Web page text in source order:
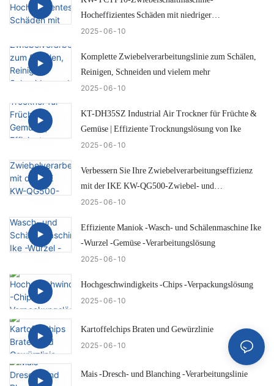
Hocheffizientes Schäden mit niedriger
Schadensschürze
2025 06 10
Komplette Zwiebelverarbeitungslinie zum Schälen,
Reinigen, Schneiden und vielem mehr
2025 06 10
KT-DH35SZ Industrial Air Trockner für Früchte &
Gemüse | Effiziente Trocknungslösung von Ike
2025 06 10
Verbessern Sie Ihre Zwiebelverarbeitungseffizienz
mit der IKE KW-QG500-Zwiebel- und
Hecktrimmungsmaschine
2025 06 10
Effiziente Maniok -Wasch- und Schälenmaschine Ike
-Wurzel -Gemüse -Verarbeitungslösung
2025 06 10
Hochgeschwindigkeits -Chips -Verpackungslösung
2025 06 10
Kartoffelchips Braten und Gewürzlinie
2025 06 10
Mais -Dresch- und Blanching -Verarbeitungslinie